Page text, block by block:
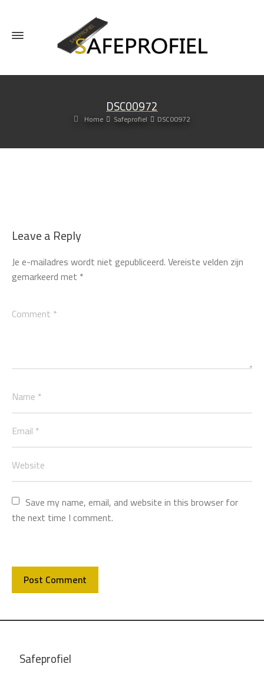
DSC00972
Home Safeprofiel DSC00972
Leave a Reply
Je e-mailadres wordt niet gepubliceerd.Vereiste velden zijn
gemarkeerd met *
Save my name, email, and website in this browser for
the next time I comment.
Safeprofiel